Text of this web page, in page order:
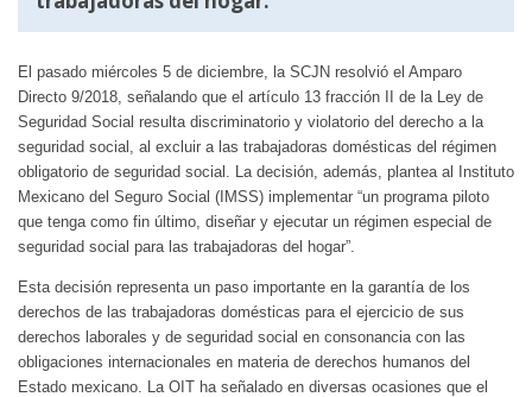
El pasado miércoles 5 de diciembre, la SCJN resolvió el Amparo
Directo 9/2018, señalando que el artículo 13 fracción II de la Ley de
Seguridad Social resulta discriminatorio y violatorio del derecho a la
seguridad social, al excluir a las trabajadoras domésticas del régimen
obligatorio de seguridad social. La decisión, además, plantea al Instituto
Mexicano del Seguro Social (IMSS) implementar “un programa piloto
que tenga como fin último, diseñar y ejecutar un régimen especial de
seguridad social para las trabajadoras del hogar”.
Esta decisión representa un paso importante en la garantía de los
derechos de las trabajadoras domésticas para el ejercicio de sus
derechos laborales y de seguridad social en consonancia con las
obligaciones internacionales en materia de derechos humanos del
Estado mexicano. La OIT ha señalado en diversas ocasiones que el